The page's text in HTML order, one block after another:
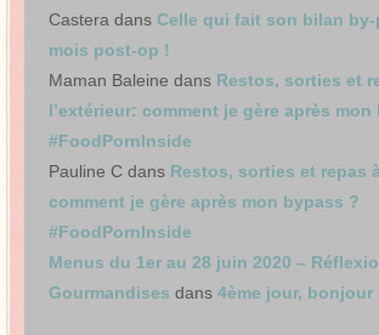
Castera dans Celle qui fait son bilan by-
mois post-op !
Maman Baleine dans Restos, sorties et
l’extérieur: comment je gère après mon
#FoodPornInside
Pauline C dans Restos, sorties et repas
comment je gère après mon bypass ?
#FoodPornInside
Menus du 1er au 28 juin 2020 –
Gourmandises dans 4ème jour, bonjour